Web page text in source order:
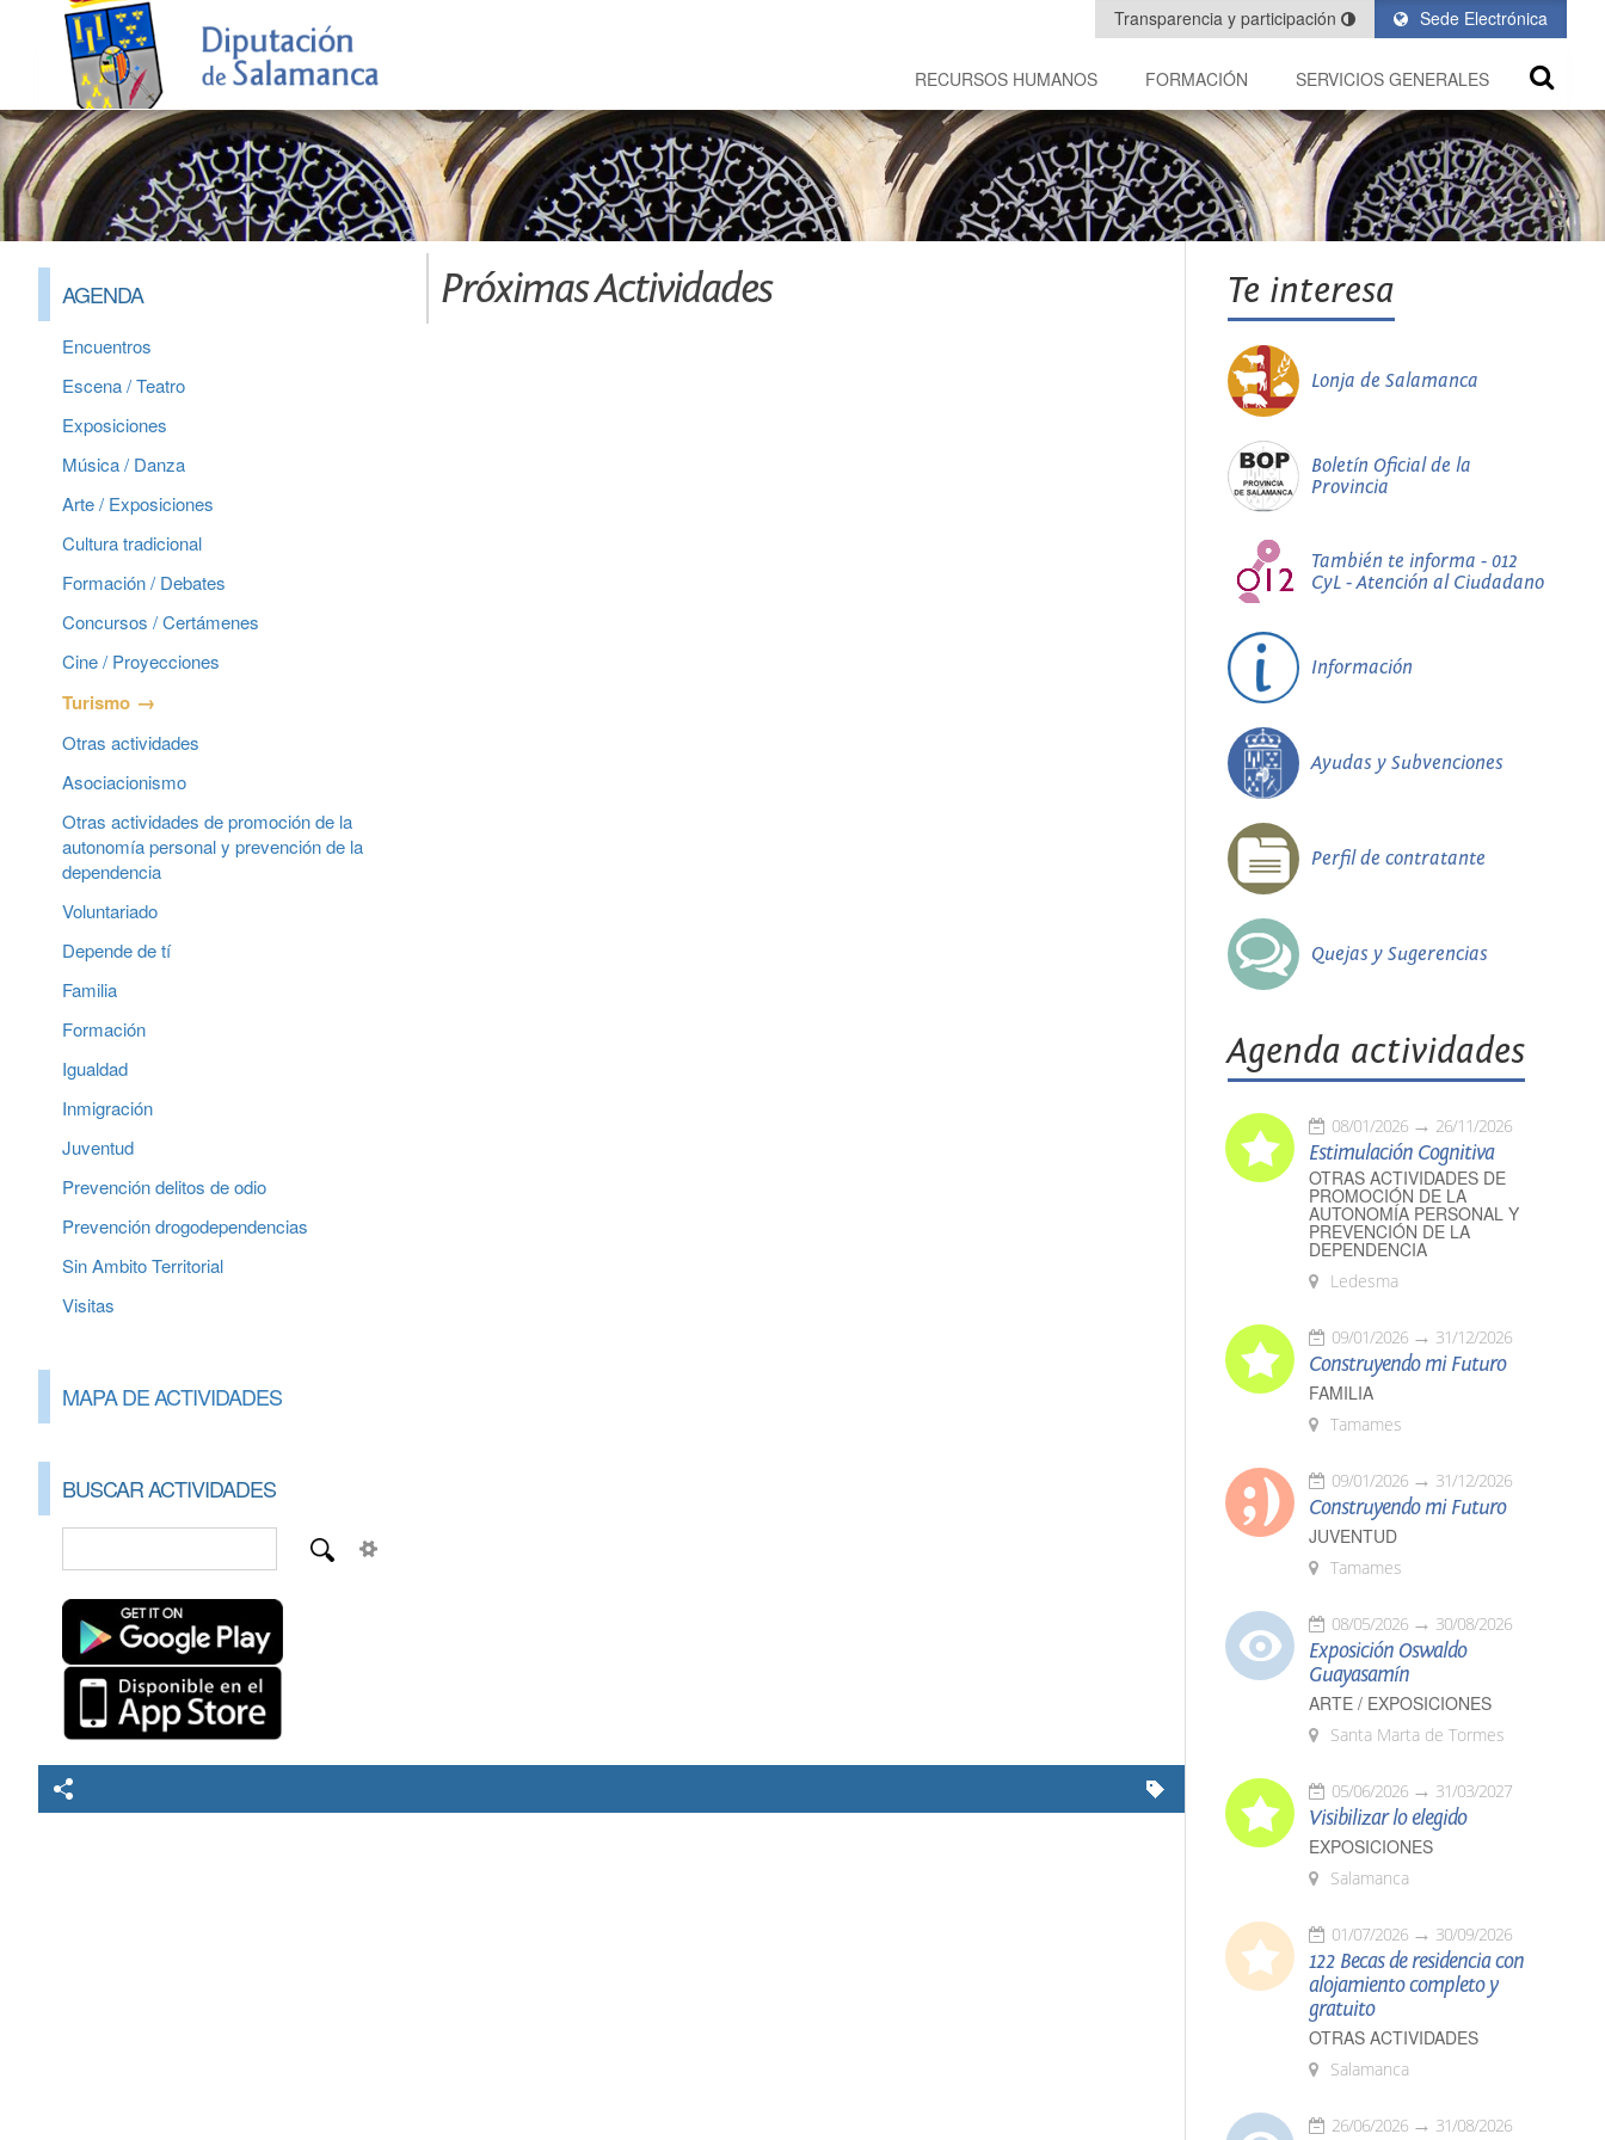
Sede Electrónica
Transparencia y participación
RECURSOS HUMANOS FORMACIÓN SERVICIOS GENERALES
AGENDA
Encuentros
Escena / Teatro
Exposiciones
Música / Danza
Arte / Exposiciones
Cultura tradicional
Formación / Debates
Concursos / Certámenes
Cine / Proyecciones
Turismo
Otras actividades
Asociacionismo
Otras actividades de promoción de la
autonomía personal y prevención de la
dependencia
Voluntariado
Depende de tí
Familia
Formación
Igualdad
Inmigración
Juventud
Prevención delitos de odio
Prevención drogodependencias
Sin Ambito Territorial
Visitas
MAPA DE ACTIVIDADES
BUSCAR ACTIVIDADES
Próximas Actividades Te interesa
Lonja de Salamanca
Boletín Oficial de la
Provincia
También te informa - 012
CyL - Atención al Ciudadano
Información
Ayudas y Subvenciones
Perfil de contratante
Quejas y Sugerencias
Agenda actividades
08/01/2026 26/11/2026
Estimulación Cognitiva
OTRAS ACTIVIDADES DE
PROMOCIÓN DE LA
AUTONOMÍA PERSONAL Y
PREVENCIÓN DE LA
DEPENDENCIA
Ledesma
09/01/2026 31/12/2026
Construyendo mi Futuro
FAMILIA
Tamames
09/01/2026 31/12/2026
Construyendo mi Futuro
JUVENTUD
Tamames
08/05/2026 30/08/2026
Exposición Oswaldo
Guayasamín
ARTE / EXPOSICIONES
Santa Marta de Tormes
05/06/2026 31/03/2027
Visibilizar lo elegido
EXPOSICIONES
Salamanca
01/07/2026 30/09/2026
122 Becas de residencia con
alojamiento completo y
gratuito
OTRAS ACTIVIDADES
Salamanca
26/06/2026 31/08/2026